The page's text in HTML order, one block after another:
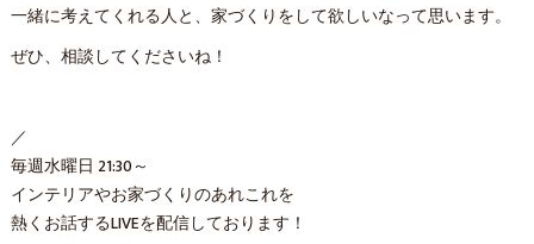
一緒に考えてくれる人と、家づくりをして欲しいなって思います。
ぜひ、相談してくださいね！
／
毎週水曜日 21:30～
インテリアやお家づくりのあれこれを
熱くお話するLIVEを配信しております！